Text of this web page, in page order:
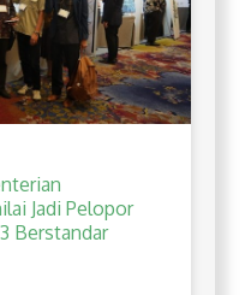
Jadi Pelopor
Berstandar